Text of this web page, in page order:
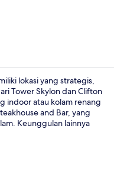
lokasi yang strategis,
Tower Skylon dan Clifton
indoor atau kolam renang
and Bar, yang
Keunggulan lainnya
mendapatkan nilai yang